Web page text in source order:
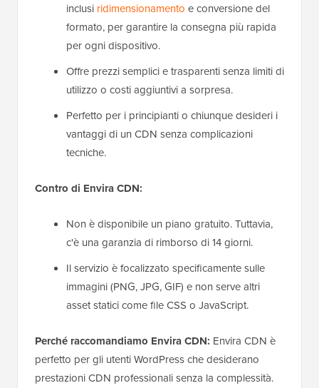
inclusi ridimensionamento e conversione del
formato, per garantire la consegna più rapida
per ogni dispositivo.
Offre prezzi semplici e trasparenti senza limiti di
utilizzo o costi aggiuntivi a sorpresa.
Perfetto per i principianti o chiunque desideri i
vantaggi di un CDN senza complicazioni
tecniche.
Contro di Envira CDN:
Non è disponibile un piano gratuito. Tuttavia,
c'è una garanzia di rimborso di 14 giorni.
Il servizio è focalizzato specificamente sulle
immagini (PNG, JPG, GIF) e non serve altri
asset statici come file CSS o JavaScript.
Perché raccomandiamo Envira CDN: Envira CDN è
perfetto per gli utenti WordPress che desiderano
prestazioni CDN professionali senza la complessità.